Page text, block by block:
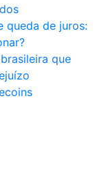
queda de juros:
que